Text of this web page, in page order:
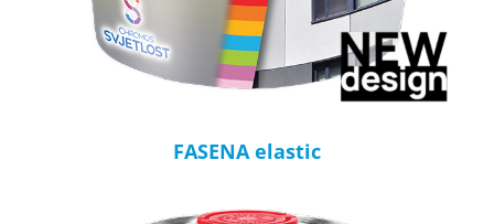
FASENA elastic